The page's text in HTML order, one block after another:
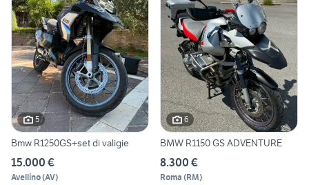
5
Bmw R1250GS+set di valigie
15.000 €
Avellino(AV)
6
BMW R1150 GS ADVENTURE
8.300 €
Roma (RM)